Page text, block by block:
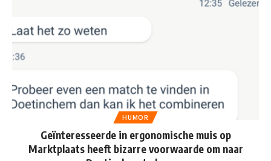
HUMOR
Geïnteresseerde in ergonomische muis op
Marktplaats heeft bizarre voorwaarde om naar